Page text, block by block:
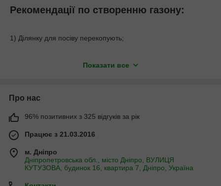
Рекомендації по створенню газону:
1) Ділянку для посіву перекопують;
очищаючи від багаторічних бур'янів та каміння;
поверхні грунту;
4) Підготовлену площу рясно поливають великою кількістю
води, досягнувши зволоження верхнього шару ґрунту на 10-
15 см;
5) Після поливу вносять фосфорно-калійні добрива для
забезпечення вкорінення газону і дають можливість
підсохнути верхньому шару грунту (приблизно до 2 см)
Показати все
Про нас
96% позитивних з 325 відгуків за рік
Працює з 21.03.2016
м. Дніпро
Дніпропетровська обл., місто Дніпро, ВУЛИЦЯ
КУТУЗОВА, будинок 16, квартира 7, Дніпро, Україна